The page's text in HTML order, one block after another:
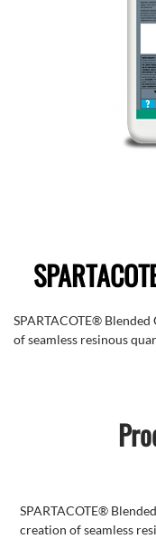
SPARTACOTE®
of seamless resinous
SPARTACOTE®
creation of seamless